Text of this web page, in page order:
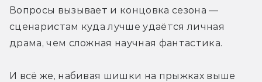
Вопросы вызывает и концовка сезона —
сценаристам куда лучше удаётся личная
драма, чем сложная научная фантастика.
И всё же, набивая шишки на прыжках выше